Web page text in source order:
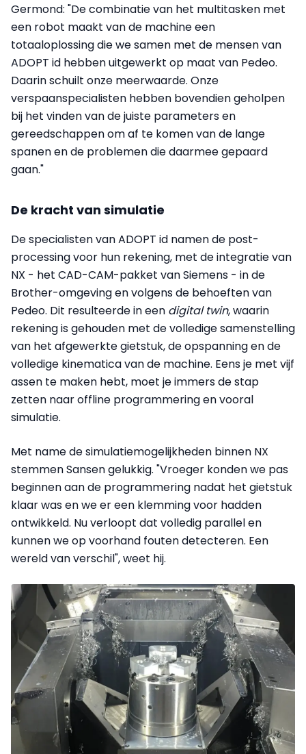
Germond: "De combinatie van het multitasken met
een robot maakt van de machine een
totaaloplossing die we samen met de mensen van
ADOPT id hebben uitgewerkt op maat van Pedeo.
Daarin schuilt onze meerwaarde. Onze
verspaanspecialisten hebben bovendien geholpen
bij het vinden van de juiste parameters en
gereedschappen om af te komen van de lange
spanen en de problemen die daarmee gepaard
gaan."
De kracht van simulatie
De specialisten van ADOPT id namen de post-
processing voor hun rekening, met de integratie van
NX - het CAD-CAM-pakket van Siemens - in de
Brother-omgeving en volgens de behoeften van
Pedeo. Dit resulteerde in een digital twin, waarin
rekening is gehouden met de volledige samenstelling
van het afgewerkte gietstuk, de opspanning en de
volledige kinematica van de machine. Eens je met vijf
assen te maken hebt, moet je immers de stap
zetten naar offline programmering en vooral
simulatie.
Met name de simulatiemogelijkheden binnen NX
stemmen Sansen gelukkig. "Vroeger konden we pas
beginnen aan de programmering nadat het gietstuk
klaar was en we er een klemming voor hadden
ontwikkeld. Nu verloopt dat volledig parallel en
kunnen we op voorhand fouten detecteren. Een
wereld van verschil", weet hij.